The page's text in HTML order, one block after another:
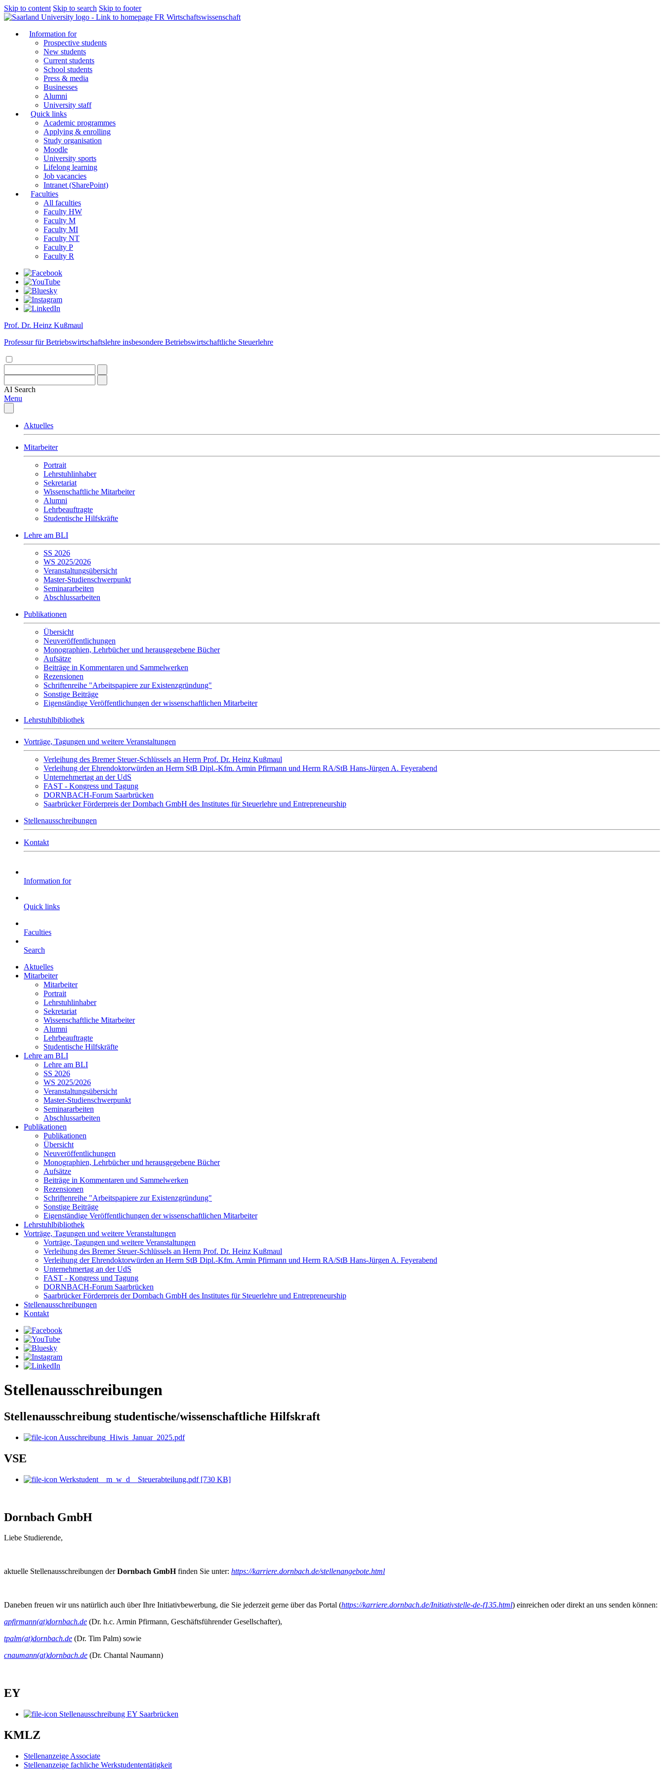
Skip to content Skip to search Skip to footer
FR Wirtschaftswissenschaft
Information for
Prospective students
New students
Current students
School students
Press & media
Businesses
Alumni
University staff
Quick links
Academic programmes
Applying & enrolling
Study organisation
Moodle
University sports
Lifelong learning
Job vacancies
Intranet (SharePoint)
Faculties
All faculties
Faculty HW
Faculty M
Faculty MI
Faculty NT
Faculty P
Faculty R
Prof. Dr. Heinz Kußmaul
Professur für Betriebswirtschaftslehre insbesondere Betriebswirtschaftliche Steuerlehre
AI Search
Menu
Aktuelles
Mitarbeiter
Portrait
Lehrstuhlinhaber
Sekretariat
Wissenschaftliche Mitarbeiter
Alumni
Lehrbeauftragte
Studentische Hilfskräfte
Lehre am BLI
SS 2026
WS 2025/2026
Veranstaltungsübersicht
Master-Studienschwerpunkt
Seminararbeiten
Abschlussarbeiten
Publikationen
Übersicht
Neuveröffentlichungen
Monographien, Lehrbücher und herausgegebene Bücher
Aufsätze
Beiträge in Kommentaren und Sammelwerken
Rezensionen
Schriftenreihe "Arbeitspapiere zur Existenzgründung"
Sonstige Beiträge
Eigenständige Veröffentlichungen der wissenschaftlichen Mitarbeiter
Lehrstuhlbibliothek
Vorträge, Tagungen und weitere Veranstaltungen
Verleihung des Bremer Steuer-Schlüssels an Herrn Prof. Dr. Heinz Kußmaul
Verleihung der Ehrendoktorwürden an Herrn StB Dipl.-Kfm. Armin Pfirmann und Herrn RA/StB Hans-Jürgen A. Feyerabend
Unternehmertag an der UdS
FAST - Kongress und Tagung
DORNBACH-Forum Saarbrücken
Saarbrücker Förderpreis der Dornbach GmbH des Institutes für Steuerlehre und Entrepreneurship
Stellenausschreibungen
Kontakt
Information for
Quick links
Faculties
Search
Aktuelles
Mitarbeiter
Mitarbeiter
Portrait
Lehrstuhlinhaber
Sekretariat
Wissenschaftliche Mitarbeiter
Alumni
Lehrbeauftragte
Studentische Hilfskräfte
Lehre am BLI
Lehre am BLI
SS 2026
WS 2025/2026
Veranstaltungsübersicht
Master-Studienschwerpunkt
Seminararbeiten
Abschlussarbeiten
Publikationen
Publikationen
Übersicht
Neuveröffentlichungen
Monographien, Lehrbücher und herausgegebene Bücher
Aufsätze
Beiträge in Kommentaren und Sammelwerken
Rezensionen
Schriftenreihe "Arbeitspapiere zur Existenzgründung"
Sonstige Beiträge
Eigenständige Veröffentlichungen der wissenschaftlichen Mitarbeiter
Lehrstuhlbibliothek
Vorträge, Tagungen und weitere Veranstaltungen
Vorträge, Tagungen und weitere Veranstaltungen
Verleihung des Bremer Steuer-Schlüssels an Herrn Prof. Dr. Heinz Kußmaul
Verleihung der Ehrendoktorwürden an Herrn StB Dipl.-Kfm. Armin Pfirmann und Herrn RA/StB Hans-Jürgen A. Feyerabend
Unternehmertag an der UdS
FAST - Kongress und Tagung
DORNBACH-Forum Saarbrücken
Saarbrücker Förderpreis der Dornbach GmbH des Institutes für Steuerlehre und Entrepreneurship
Stellenausschreibungen
Kontakt
Stellenausschreibungen
Stellenausschreibung studentische/wissenschaftliche Hilfskraft
Ausschreibung_Hiwis_Januar_2025.pdf
VSE
Werkstudent__m_w_d__Steuerabteilung.pdf [730 KB]
Dornbach GmbH
Liebe Studierende,
aktuelle Stellenausschreibungen derDornbach GmbH finden Sie unter: https://karriere.dornbach.de/stellenangebote.html
Daneben freuen wir uns natürlich auch über Ihre Initiativbewerbung, die Sie jederzeit gerne über das Portal (https://karriere.dornbach.de/Initiativstelle-de-f135.html) einreichen oder direkt an uns senden können:
apfirmann(at)dornbach.de (Dr. h.c. Armin Pfirmann, Geschäftsführender Gesellschafter),
tpalm(at)dornbach.de (Dr. Tim Palm) sowie
cnaumann(at)dornbach.de (Dr. Chantal Naumann)
EY
Stellenausschreibung EY Saarbrücken
KMLZ
Stellenanzeige Associate
Stellenanzeige fachliche Werkstudententätigkeit